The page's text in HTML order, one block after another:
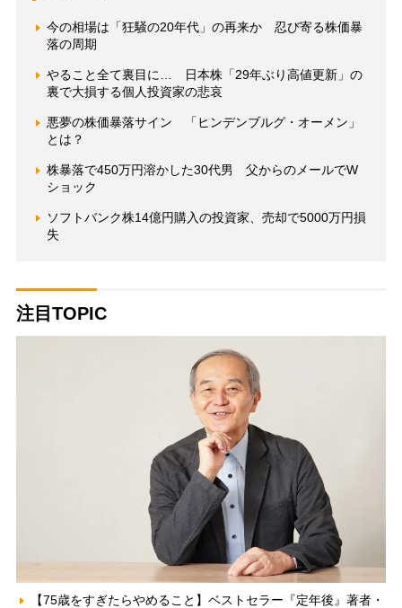
今の相場は「狂騒の20年代」の再来か 忍び寄る株価暴
落の周期
やること全て裏目に… 日本株「29年ぶり高値更新」の
裏で大損する個人投資家の悲哀
悪夢の株価暴落サイン 「ヒンデンブルグ・オーメン」
とは？
株暴落で450万円溶かした30代男 父からのメールでW
ショック
ソフトバンク株14億円購入の投資家、売却で5000万円損
失
注目TOPIC
【75歳をすぎたらやめること】ベストセラー『定年後』著者・